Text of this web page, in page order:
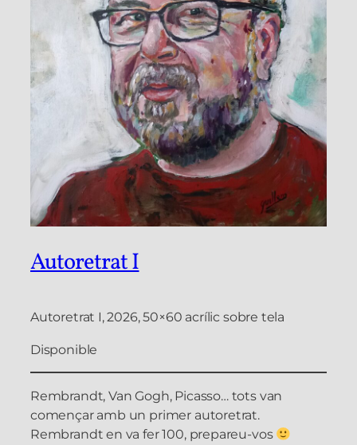
Autoretrat I
Autoretrat I, 2026, 50×60 acrílic sobre tela
Disponible
Rembrandt, Van Gogh, Picasso… tots van
començar amb un primer autoretrat.
Rembrandt en va fer 100, prepareu-vos